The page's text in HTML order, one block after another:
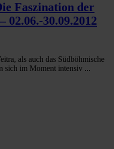
Faszination der
30.09.2012
als auch das Südböhmische
sich im Moment intensiv ...